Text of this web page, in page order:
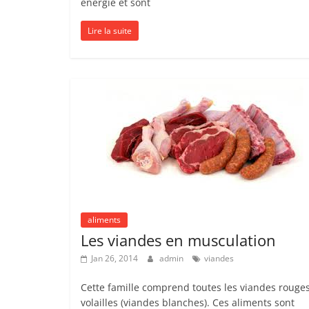
Lire la suite
aliments
Les viandes en musculation
Jan 26, 2014 admin viandes
Cette famille comprend toutes les viandes
volailles (viandes blanches). Ces aliments sont